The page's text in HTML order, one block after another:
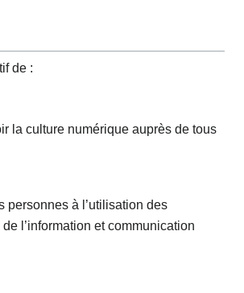
de :
la culture numérique auprès de tous
personnes à l’utilisation des
l’information et communication